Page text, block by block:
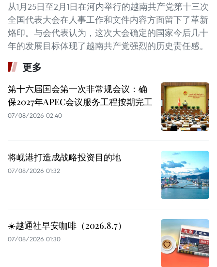
从1月25日至2月1日在河内举行的越南共产党第十三次
全国代表大会在人事工作和文件内容方面留下了革新
烙印。与会代表认为，这次大会确定的国家今后几十
年的发展目标体现了越南共产党强烈的历史责任感。
更多
第十六届国会第一次非常规会议：确
保2027年APEC会议服务工程按期完工
07/08/2026 02:40
将岘港打造成战略投资目的地
07/08/2026 01:32
☀️越通社早安咖啡（2026.8.7）
07/08/2026 01:30